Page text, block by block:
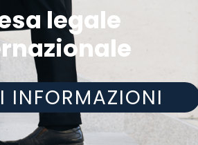
legale
INFORMAZIONI